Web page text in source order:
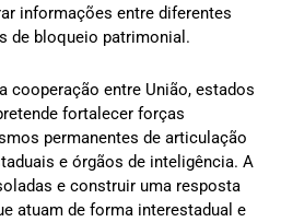
informações entre diferentes
de bloqueio patrimonial.
cooperação entre União, estados
fortalecer forças
permanentes de articulação
e órgãos de inteligência. A
e construir uma resposta
atuam de forma interestadual e